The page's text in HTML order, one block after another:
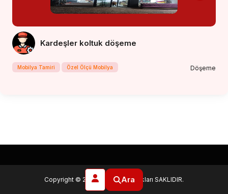
Kardeşler koltuk döşeme
Mobilya Tamiri Özel Ölçü Mobilya Döşeme
Copyright © 2025 3csis. Tüm Hakları SAKLIDIR.
Ara